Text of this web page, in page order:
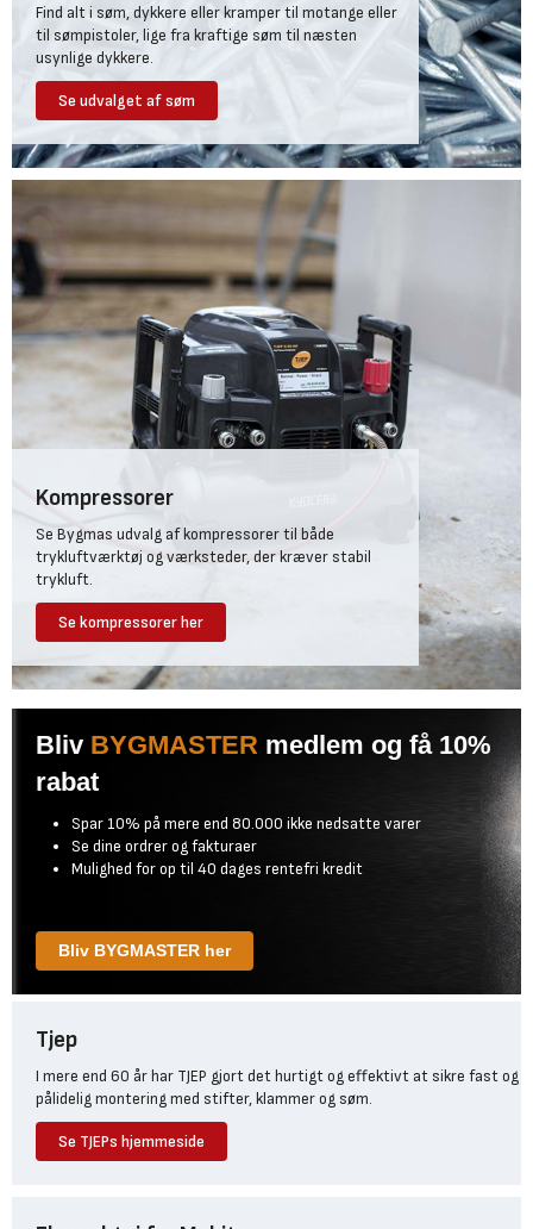
Find alt i søm, dykkere eller kramper til motange eller
til sømpistoler, lige fra kraftige søm til næsten
usynlige dykkere.
Se udvalget af søm
Kompressorer
Se Bygmas udvalg af kompressorer til både
trykluftværktøj og værksteder, der kræver stabil
trykluft.
Se kompressorer her
Bliv BYGMASTER medlem og få 10%
rabat
Spar 10% på mere end 80.000 ikke nedsatte varer
Se dine ordrer og fakturaer
Mulighed for op til 40 dages rentefri kredit
Bliv BYGMASTER her
Tjep
I mere end 60 år har TJEP gjort det hurtigt og effektivt at sikre fast og
pålidelig montering med stifter, klammer og søm.
Se TJEPs hjemmeside